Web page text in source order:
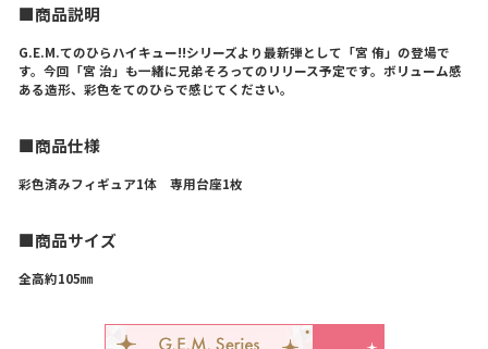
■商品説明
G.E.M.てのひらハイキュー!!シリーズより最新弾として「宮 侑」の登場で
す。今回「宮 治」も一緒に兄弟そろってのリリース予定です。ボリューム感
ある造形、彩色をてのひらで感じてください。
■商品仕様
彩色済みフィギュア1体 専用台座1枚
■商品サイズ
全高約105㎜